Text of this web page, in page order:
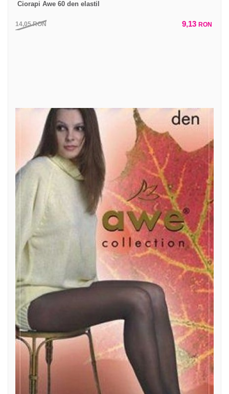
Ciorapi Awe 60 den elastil
14,05RON 9,13 RON